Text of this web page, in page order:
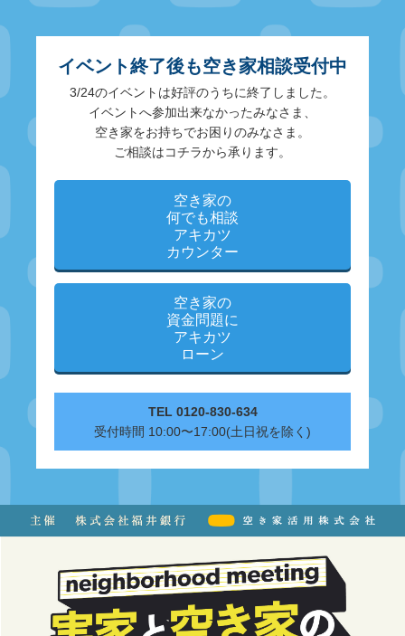
イベント終了後も空き家相談受付中
3/24のイベントは好評のうちに終了しました。
イベントへ参加出来なかったみなさま、
空き家をお持ちでお困りのみなさま。
ご相談はコチラから承ります。
空き家の
何でも相談
アキカツ
カウンター
空き家の
資金問題に
アキカツ
ローン
TEL 0120-830-634
受付時間 10:00〜17:00(土日祝を除く)